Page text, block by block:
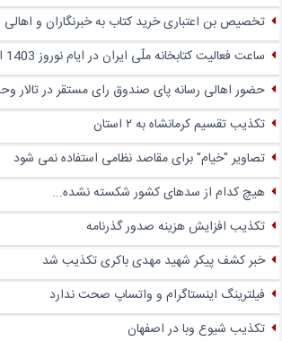
تخصیص بن اعتباری خرید کتاب به خبرنگاران و اهالی
ساعت فعالیت کتابخانه ملّی ایران در ایام نوروز 1403 اعلام شد
حضور اهالی رسانه پای صندوق‌ رای مستقر در تالار
تکذیب تقسیم کرمانشاه به ۲ استان
تصاویر "خیام" برای مقاصد نظامی استفاده نمی شود
هیچ کدام از سدهای کشور شکسته نشده...
تکذیب افزایش هزینه صدور گذرنامه
خبر کشف پیکر شهید مهدی باکری تکذیب شد
فیلترینگ اینستاگرام و واتساپ صحت ندارد
تکذیب شیوع وبا در اصفهان